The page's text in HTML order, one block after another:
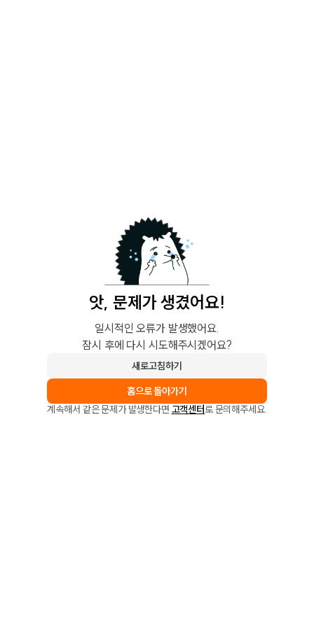
앗, 문제가 생겼어요!
일시적인 오류가 발생했어요.
잠시 후에 다시 시도해주시겠어요?
새로고침하기
홈으로 돌아가기
계속해서 같은 문제가 발생한다면 고객센터로 문의해주세요.